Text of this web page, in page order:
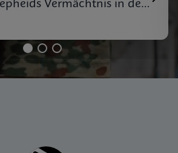
Vermächtnis in der